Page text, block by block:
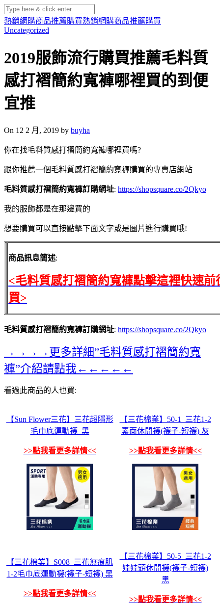
熱銷網購商品推薦購買熱銷網購商品推薦購買
Uncategorized
2019服飾流行購買推薦毛料質
感打褶簡約寬褲哪裡買的到便
宜推
On 12 2 月, 2019 by buyha
你在找毛料質感打褶簡約寬褲哪裡買嗎?
跟你推薦一個毛料質感打褶簡約寬褲購買的專賣店網站
毛料質感打褶簡約寬褲訂購網址: https://shopsquare.co/2Qkyo
我的服飾都是在那邊買的
想要購買可以直接點擊下面文字或是圖片進行購買哦!
商品訊息簡述:
<毛料質感打褶簡約寬褲點擊這裡快速前
買>
毛料質感打褶簡約寬褲訂購網址: https://shopsquare.co/2Qkyo
→→→→更多詳細”毛料質感打褶簡約寬
褲”介紹請點我←←←←←
看過此商品的人也買:
【Sun Flower三花】三花超隱形
毛巾底運動襪_黑
>>點我看更多詳情<<
【三花棉業】50-1_三花1-2
素面休閒襪(襪子-短襪) 灰
>>點我看更多詳情<<
【三花棉業】S008_三花無痕肌
1-2毛巾底運動襪(襪子-短襪) 黑
>>點我看更多詳情<<
【三花棉業】50-5_三花1-2
娃娃頭休閒襪(襪子-短襪)
黑
>>點我看更多詳情<<